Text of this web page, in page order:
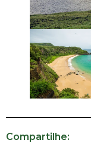
Compartilhe: